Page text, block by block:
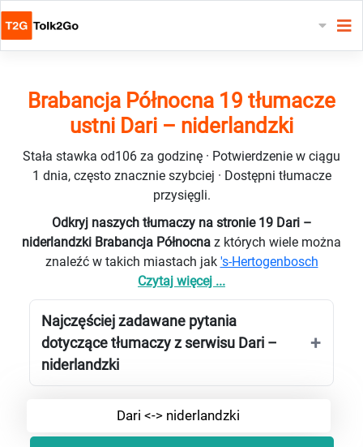
Brabancja Północna 19 tłumacze
ustni Dari – niderlandzki
Stała stawka od106 za godzinę · Potwierdzenie w ciągu
1 dnia, często znacznie szybciej · Dostępni tłumacze
przysięgli.
Odkryj naszych tłumaczy na stronie 19 Dari –
niderlandzki Brabancja Północna z których wiele można
znaleźć w takich miastach jak 's-Hertogenbosch
Czytaj więcej ...
Najczęściej zadawane pytania
dotyczące tłumaczy z serwisu Dari –
niderlandzki
Dari <-> niderlandzki